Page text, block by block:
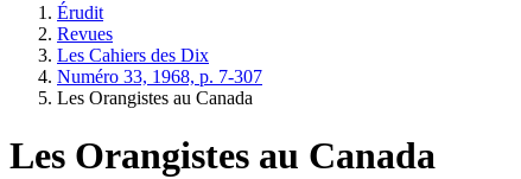
Érudit
Revues
Les Cahiers des Dix
Numéro 33, 1968, p. 7-307
Les Orangistes au Canada
Les Orangistes au Canada